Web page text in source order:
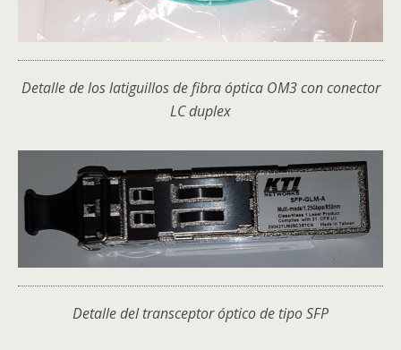
Detalle de los latiguillos de fibra óptica OM3 con conector
LC duplex
Detalle del transceptor óptico de tipo SFP